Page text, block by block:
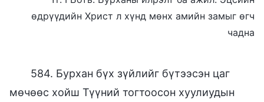
өдрүүдийн Христ л хүнд мөнх амийн замыг өгч
чадна
584. Бурхан бүх зүйлийг бүтээсэн цаг
мөчөөс хойш Түүний тогтоосон хуулиудын